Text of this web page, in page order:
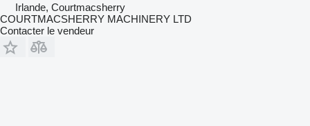
Irlande, Courtmacsherry
COURTMACSHERRY MACHINERY LTD
Contacter le vendeur